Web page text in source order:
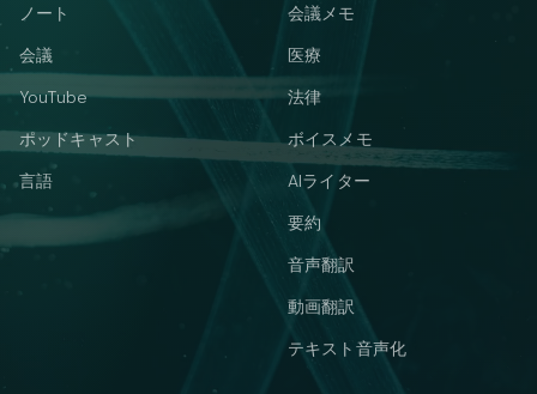
ノート
会議
YouTube
ポッドキャスト
言語
会議メモ
医療
法律
ボイスメモ
AIライター
要約
音声翻訳
動画翻訳
テキスト音声化